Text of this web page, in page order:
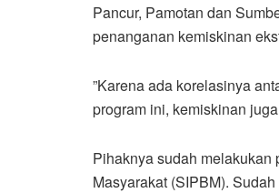
Pancur, Pamotan dan
penanganan kemiskinan
”Karena ada korelasinya
program ini, kemiskinan
Pihaknya sudah
Masyarakat (SIPBM).